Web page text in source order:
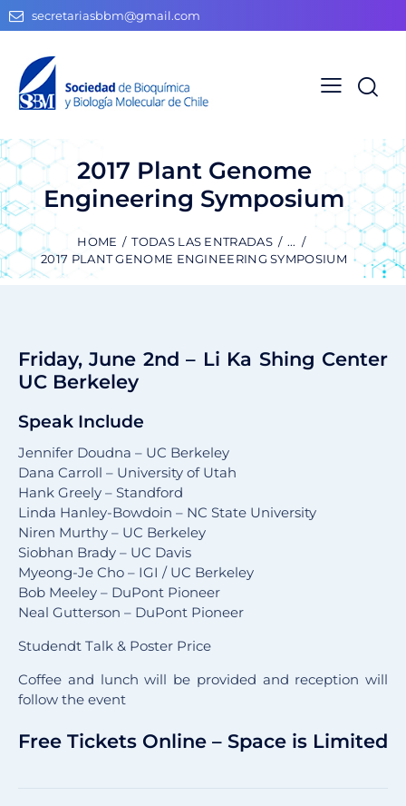
secretariasbbm@gmail.com
2017 Plant Genome
Engineering Symposium
HOME TODAS LAS ENTRADAS
...
2017 PLANT GENOME ENGINEERING SYMPOSIUM
Friday, June 2nd – Li Ka Shing Center
UC Berkeley
Speak Include
Jennifer Doudna – UC Berkeley
Dana Carroll – University of Utah
Hank Greely – Standford
Linda Hanley-Bowdoin – NC State University
Niren Murthy – UC Berkeley
Siobhan Brady – UC Davis
Myeong-Je Cho – IGI / UC Berkeley
Bob Meeley – DuPont Pioneer
Neal Gutterson – DuPont Pioneer
Studendt Talk & Poster Price
Coffee and lunch will be provided and reception will
follow the event
Free Tickets Online – Space is Limited